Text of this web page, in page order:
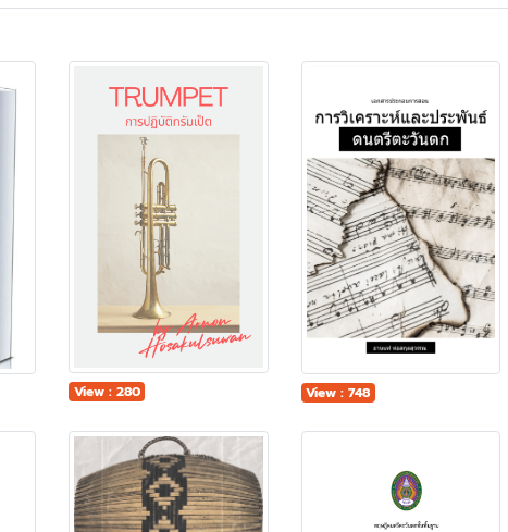
View : 280 View : 748